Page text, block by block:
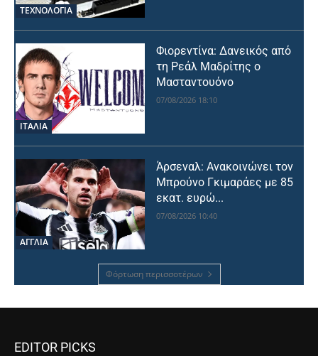
ΤΕΧΝΟΛΟΓΙΑ
ΙΤΑΛΙΑ
Φιορεντίνα: Δανεικός από
τη Ρεάλ Μαδρίτης ο
Μασταντουόνο
07/08/2026 18:10
ΑΓΓΛΙΑ
Άρσεναλ: Ανακοινώνει τον
Μπρούνο Γκιμαράες με 85
εκατ. ευρώ...
07/08/2026 10:40
Φόρτωση περισσοτέρων
EDITOR PICKS